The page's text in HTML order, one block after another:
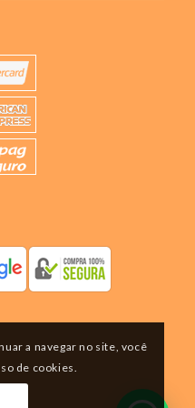
a navegar no site, você
de cookies.